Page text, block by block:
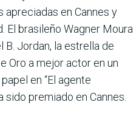
apreciadas en Cannes y
El brasileño Wagner Moura
B. Jordan, la estrella de
Oro a mejor actor en un
en “El agente
sido premiado en Cannes.